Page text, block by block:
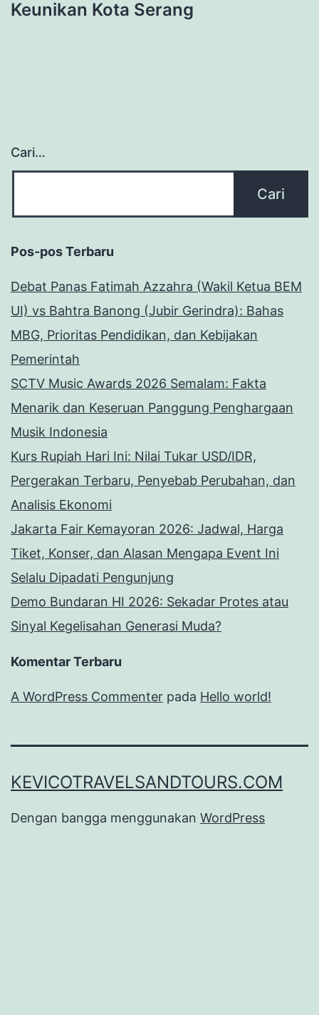
Keunikan Kota Serang
Cari…
Pos-pos Terbaru
Debat Panas Fatimah Azzahra (Wakil Ketua BEM
UI) vs Bahtra Banong (Jubir Gerindra): Bahas
MBG, Prioritas Pendidikan, dan Kebijakan
Pemerintah
SCTV Music Awards 2026 Semalam: Fakta
Menarik dan Keseruan Panggung Penghargaan
Musik Indonesia
Kurs Rupiah Hari Ini: Nilai Tukar USD/IDR,
Pergerakan Terbaru, Penyebab Perubahan, dan
Analisis Ekonomi
Jakarta Fair Kemayoran 2026: Jadwal, Harga
Tiket, Konser, dan Alasan Mengapa Event Ini
Selalu Dipadati Pengunjung
Demo Bundaran HI 2026: Sekadar Protes atau
Sinyal Kegelisahan Generasi Muda?
Komentar Terbaru
A WordPress Commenter pada Hello world!
KEVICOTRAVELSANDTOURS.COM
Dengan bangga menggunakan WordPress